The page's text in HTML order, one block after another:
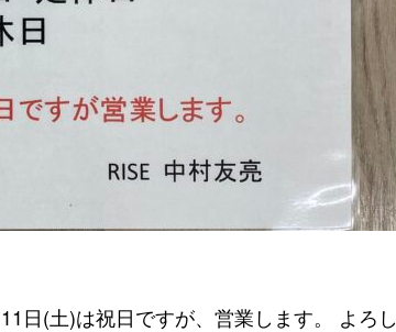
日(土)は祝日ですが、営業します。 よろし